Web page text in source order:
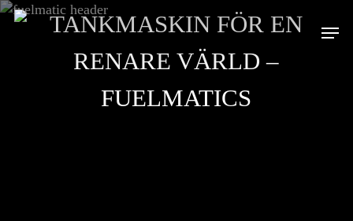
Skip
Menu
TANKMASKIN FÖR EN
RENARE VÄRLD –
FUELMATICS